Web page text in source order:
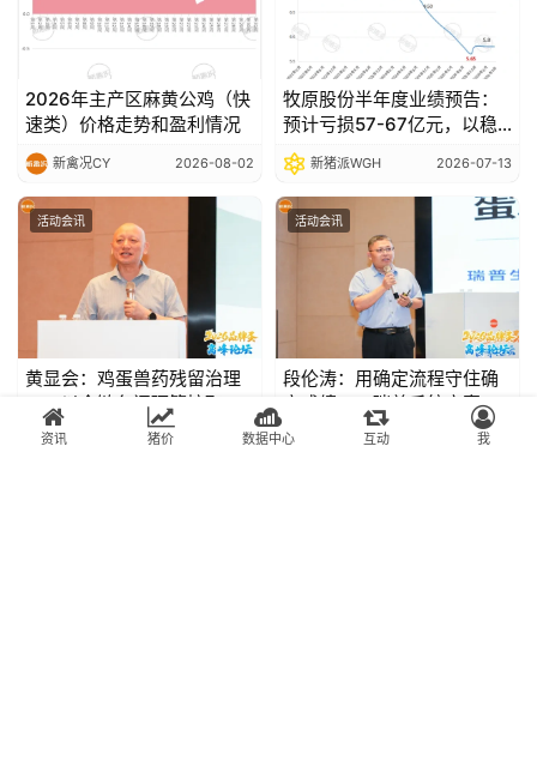
2026年主产区麻黄公鸡（快
速类）价格走势和盈利情况
新禽况CY 2026-08-02
牧原股份半年度业绩预告：
预计亏损57-67亿元，以稳
健经营穿越行业波动
新猪派WGH 2026-07-13
活动会讯
黄显会：鸡蛋兽药残留治理
——以全链条闭环管控取代
事后检测补救|2026品牌蛋
新禽况JR 2026-07-04
活动会讯
段伦涛：用确定流程守住确
定成绩——瑞普系统方案破
解死淘失控、产蛋不稳、药
新禽况JR 2026-07-03
资讯 猪价 数据中心 互动 我